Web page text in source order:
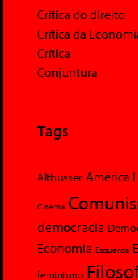
Crítica do direito
Crítica da
Crítica
Conjuntura
Tags
Althusser América
Cinema
democracia
Economia Esquerda
feminismo